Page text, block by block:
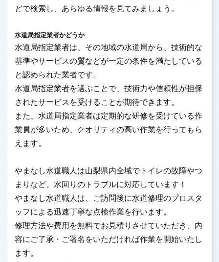
どで検索し、あらゆる情報を見てみましょう。
水道局指定業者かどうか
水道局指定業者は、その地域の水道局から、技術的な
基準やサービスの質などが一定の条件を満たしている
と認められた業者です。
水道局指定業者を選ぶことで、技術力や信頼性が担保
されたサービスを受けることが期待できます。
また、水道局指定業者は定期的な研修を受けている作
業員が多いため、クオリティの高い作業を行ってもら
えます。
やまなし水道職人は山梨県内全域でトイレの故障やつ
まりなど、水回りのトラブルに対応しています！
やまなし水道職人は、ご訪問後に水道修理のプロスタ
ッフによる迅速丁寧な点検作業を行います。
修理方法や費用を無料でお見積りさせていただき、内
容にご了承・ご署名をいただければ作業を開始いたし
ます。